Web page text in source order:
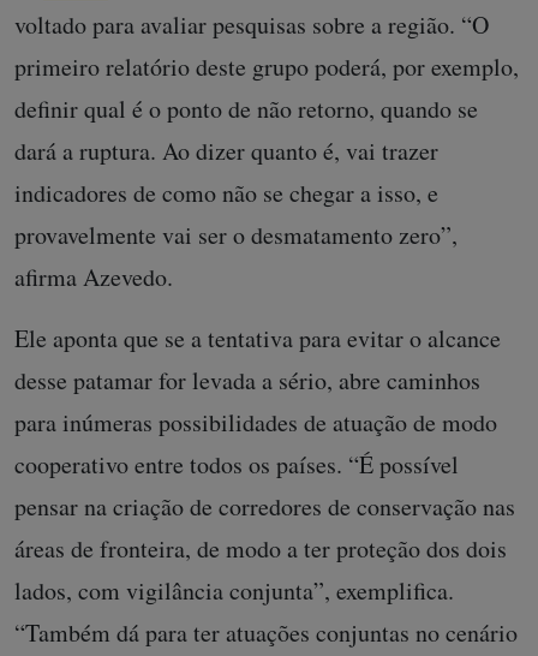
voltado para avaliar pesquisas sobre a região. “O
primeiro relatório deste grupo poderá, por exemplo,
definir qual é o ponto de não retorno, quando se
dará a ruptura. Ao dizer quanto é, vai trazer
indicadores de como não se chegar a isso, e
provavelmente vai ser o desmatamento zero”,
afirma Azevedo.
Ele aponta que se a tentativa para evitar o alcance
desse patamar for levada a sério, abre caminhos
para inúmeras possibilidades de atuação de modo
cooperativo entre todos os países. “É possível
pensar na criação de corredores de conservação nas
áreas de fronteira, de modo a ter proteção dos dois
lados, com vigilância conjunta”, exemplifica.
“Também dá para ter atuações conjuntas no cenário